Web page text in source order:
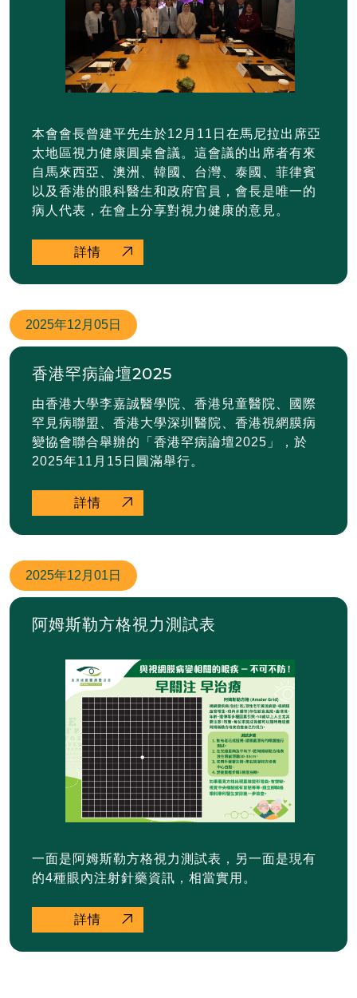
本會會長曾建平先生於12月11日在馬尼拉出席亞
太地區視力健康圓桌會議。這會議的出席者有來
自馬來西亞、澳洲、韓國、台灣、泰國、菲律賓
以及香港的眼科醫生和政府官員，會長是唯一的
病人代表，在會上分享對視力健康的意見。
詳情
2025年12月05日
香港罕病論壇2025
由香港大學李嘉誠醫學院、香港兒童醫院、國際
罕見病聯盟、香港大學深圳醫院、香港視網膜病
變協會聯合舉辦的「香港罕病論壇2025」，於
2025年11月15日圓滿舉行。
詳情
2025年12月01日
阿姆斯勒方格視力測試表
一面是阿姆斯勒方格視力測試表，另一面是現有
的4種眼內注射針藥資訊，相當實用。
詳情